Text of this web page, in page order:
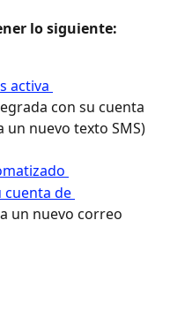
lo siguiente:
activa
con su cuenta
un nuevo texto SMS)
cuenta de
un nuevo correo